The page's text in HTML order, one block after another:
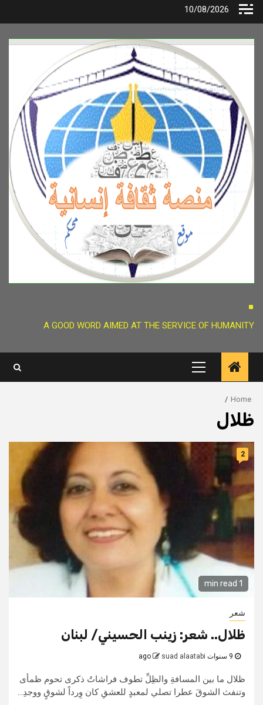
Skip
10/08/2026
.
A GOOD WORD AIMED AT THE SERVICE OF HUMANITY
Primary
Menu
Home
ظلال
1 min read
2
شعر
ظلال.. شعر: زينب الحسيني/ لبنان
suad alaatabi
ظلال ما بين المسافةِ والظِلِّ تطوف فراشاتُ ذكرى تحوم ظمأى
وتنفث الشوقَ عطرا تصلي لمعبدٍ للعشقِ كان وِرداً لشوقٍ ووجدِ...